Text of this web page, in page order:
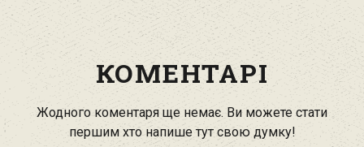
КОМЕНТАРІ
Жодного коментаря ще немає. Ви можете стати
першим хто напише тут свою думку!